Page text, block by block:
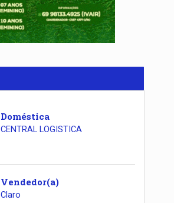
Doméstica
CENTRAL LOGISTICA
Vendedor(a)
Claro